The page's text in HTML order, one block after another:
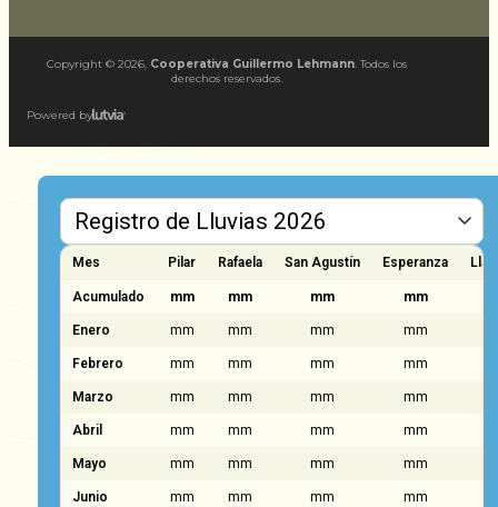
Copyright © 2026, Cooperativa Guillermo Lehmann. Todos los
derechos reservados.
Powered by
Mes Pilar Rafaela San Agustín Esperanza
Acumulado mm mm mm mm
Enero mm mm mm mm
Febrero mm mm mm mm
Marzo mm mm mm mm
Abril mm mm mm mm
Mayo mm mm mm mm
Junio mm mm mm mm